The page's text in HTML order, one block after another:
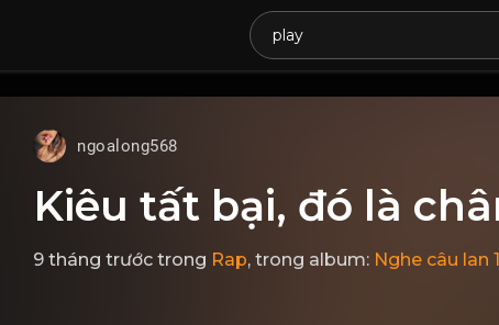
ngoalong568
Kiêu tất bại, đó là
9 tháng trước trong Rap, trong album: Nghe câu lan